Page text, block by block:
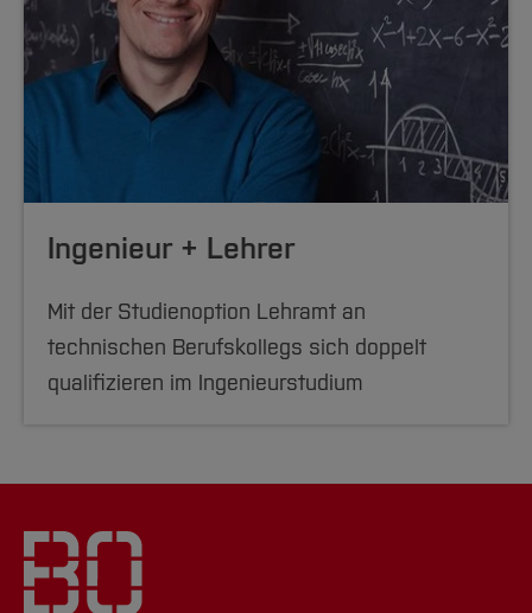
Ingenieur + Lehrer
Mit der Studienoption Lehramt an
technischen Berufskollegs sich doppelt
qualifizieren im Ingenieurstudium